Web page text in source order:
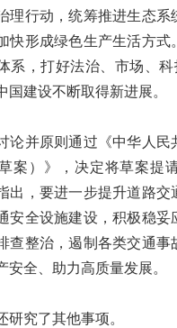
理行动，统筹推进生态系
快形成绿色生产生活方式
系，打好法治、市场、科
国建设不断取得新进展。
并原则通过《中华人民
案）》，决定将草案提
出，要进一步提升道路交
安全设施建设，积极稳妥
查整治，遏制各类交通事
安全、助力高质量发展。
究了其他事项。